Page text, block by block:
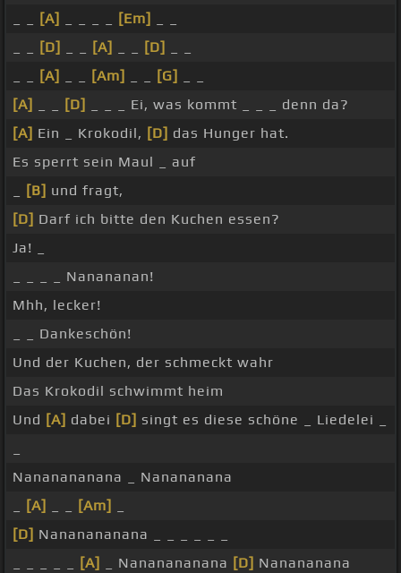
[A] [Em]
[D] [A] [D]
[A] [Am] [G]
[A]
[D]
_ _ _ Ei, was kommt _ _ _ denn da?
[A] Ein _ Krokodil, [D] das Hunger hat.
Es sperrt sein Maul _ auf
[B] und fragt,
[D] Darf ich bitte den Kuchen essen?
Ja! _
_ _ _ _ Nanananan!
Mhh, lecker!
_ _ Dankeschön!
Und der Kuchen, der schmeckt wahr
Das Krokodil schwimmt heim
Und [A] dabei [D] singt es diese schöne _ Liedelei _
Nananananana _ Nanananana
[A] [Am]
[D] Nananananana _ _ _ _ _ _
[A] _ Nananananana [D] Nanananana